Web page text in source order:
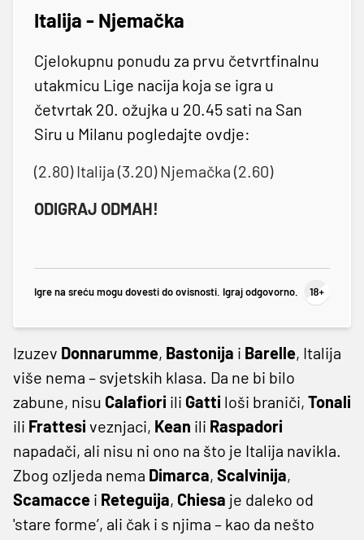
Italija - Njemačka
Cjelokupnu ponudu za prvu četvrtfinalnu
utakmicu Lige nacija koja se igra u
četvrtak 20. ožujka u 20.45 sati na San
Siru u Milanu pogledajte ovdje:
(2.80) Italija (3.20) Njemačka (2.60)
ODIGRAJ ODMAH!
Igre na sreću mogu dovesti do ovisnosti. Igraj odgovorno.
Izuzev Donnarumme, Bastonija i Barelle, Italija
više nema – svjetskih klasa. Da ne bi bilo
zabune, nisu Calafiori ili Gatti loši braniči, Tonali
ili Frattesi veznjaci, Kean ili Raspadori
napadači, ali nisu ni ono na što je Italija navikla.
Zbog ozljeda nema Dimarca, Scalvinija,
Scamacce i Reteguija, Chiesa je daleko od
'stare forme’, ali čak i s njima – kao da nešto